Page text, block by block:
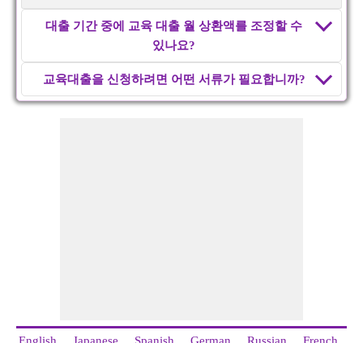
대출 기간 중에 교육 대출 월 상환액를 조정할 수
있나요?
교육대출을 신청하려면 어떤 서류가 필요합니까?